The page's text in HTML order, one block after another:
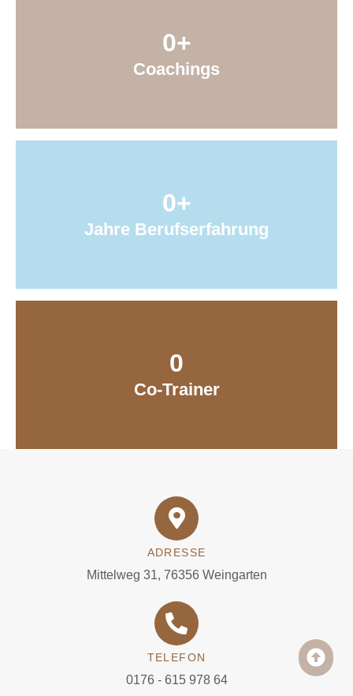
Coachings
0+
Jahre Berufserfahrung
0+
Co-Trainer
0
ADRESSE
Mittelweg 31, 76356 Weingarten
TELEFON
0176 - 615 978 64